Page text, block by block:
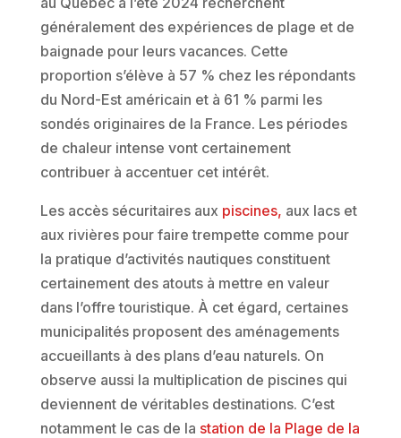
généralement des expériences de plage et de
baignade pour leurs vacances. Cette
proportion s’élève à 57 % chez les répondants
du Nord-Est américain et à 61 % parmi les
sondés originaires de la France. Les périodes
de chaleur intense vont certainement
contribuer à accentuer cet intérêt.
Les accès sécuritaires aux piscines, aux lacs et
aux rivières pour faire trempette comme pour
la pratique d’activités nautiques constituent
certainement des atouts à mettre en valeur
dans l’offre touristique. À cet égard, certaines
municipalités proposent des aménagements
accueillants à des plans d’eau naturels. On
observe aussi la multiplication de piscines qui
deviennent de véritables destinations. C’est
notamment le cas de la station de la Plage de la